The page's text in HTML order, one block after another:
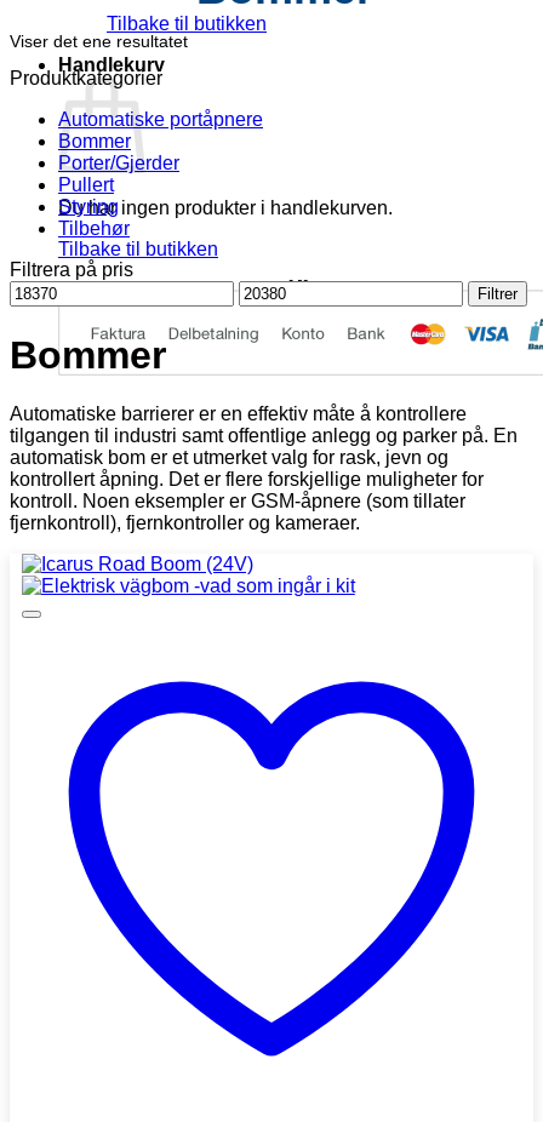
Tilbake til butikken
Handlekurv
Du har ingen produkter i handlekurven.
Tilbake til butikken
Viser det ene resultatet
Produktkategorier
Automatiske portåpnere
Bommer
Porter/Gjerder
Pullert
Styring
Tilbehør
Filtrera på pris
Min.
pris
Makspris Filtrer
Bommer
Automatiske barrierer er en effektiv måte å kontrollere
tilgangen til industri samt offentlige anlegg og parker på. En
automatisk bom er et utmerket valg for rask, jevn og
kontrollert åpning. Det er flere forskjellige muligheter for
kontroll. Noen eksempler er GSM-åpnere (som tillater
fjernkontroll), fjernkontroller og kameraer.